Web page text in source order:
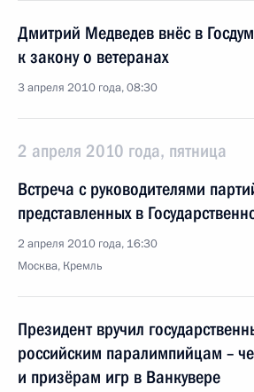
Дмитрий Медведев внёс в
к закону о ветеранах
3 апреля 2010 года, 08:30
2 апреля 2010 года, пятница
Встреча с руководителями
представленных в
2 апреля 2010 года, 16:30
Москва, Кремль
Президент вручил
российским паралимпийцам –
и призёрам игр в Ванкувере